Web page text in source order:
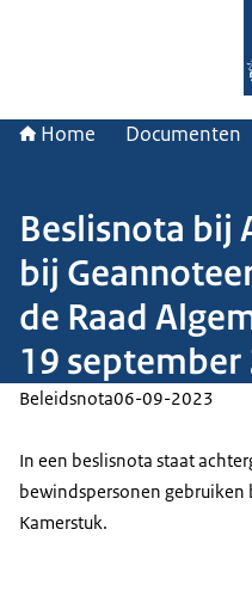
Home Documenten
Beslisnota bij
bij
de Raad
19 september
Beleidsnota06-09-2023
In een beslisnota staat
bewindspersonen
Kamerstuk.